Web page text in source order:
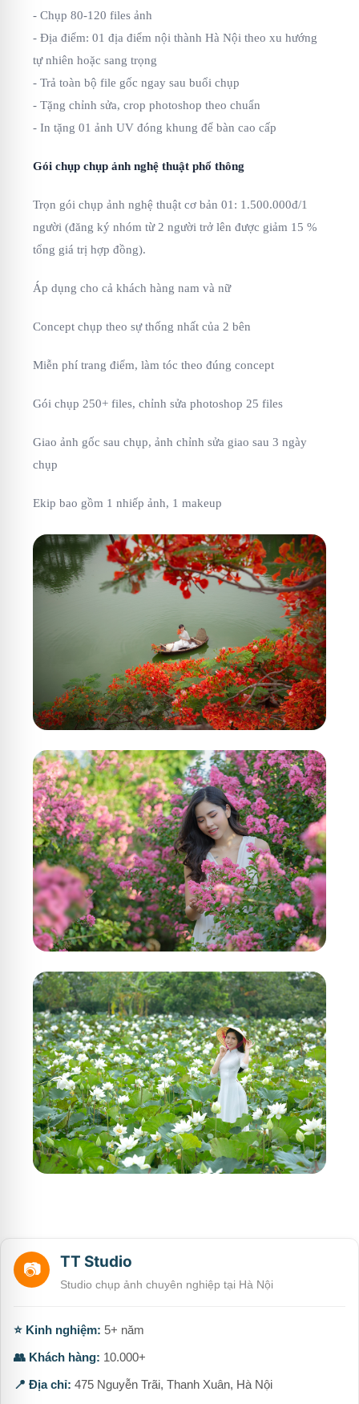
- Chụp 80-120 files ảnh
- Địa điểm: 01 địa điểm nội thành Hà Nội theo xu hướng
tự nhiên hoặc sang trọng
- Trả toàn bộ file gốc ngay sau buổi chụp
- Tặng chỉnh sửa, crop photoshop theo chuẩn
- In tặng 01 ảnh UV đóng khung để bàn cao cấp
Gói chụp chụp ảnh nghệ thuật phổ thông
Trọn gói chụp ảnh nghệ thuật cơ bản 01: 1.500.000đ/1
người (đăng ký nhóm từ 2 người trở lên được giảm 15 %
tổng giá trị hợp đồng).
Áp dụng cho cả khách hàng nam và nữ
Concept chụp theo sự thống nhất của 2 bên
Miễn phí trang điểm, làm tóc theo đúng concept
Gói chụp 250+ files, chỉnh sửa photoshop 25 files
Giao ảnh gốc sau chụp, ảnh chỉnh sửa giao sau 3 ngày
chụp
Ekip bao gồm 1 nhiếp ảnh, 1 makeup
📷 TT Studio
Studio chụp ảnh chuyên nghiệp tại Hà Nội
⭐ Kinh nghiệm: 5+ năm
👥 Khách hàng: 10.000+
📍 Địa chỉ: 475 Nguyễn Trãi, Thanh Xuân, Hà Nội